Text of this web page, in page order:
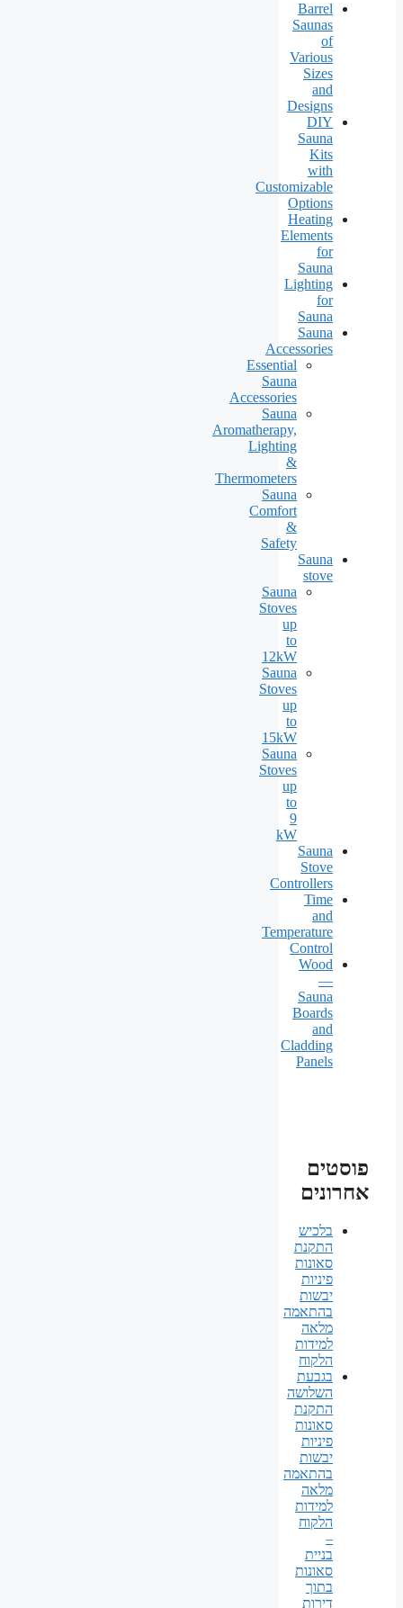
Barrel
Saunas
of
Various
Sizes
and
Designs
DIY
Sauna
Kits
with
Customizable
Options
Heating
Elements
for
Sauna
Lighting
for
Sauna
Sauna
Accessories
Essential
Sauna
Accessories
Sauna
Aromatherapy,
Lighting
&
Thermometers
Sauna
Comfort
&
Safety
Sauna
stove
Sauna
Stoves
up
to
12kW
Sauna
Stoves
up
to
15kW
Sauna
Stoves
up
to
9
kW
Sauna
Stove
Controllers
Time
and
Temperature
Control
Wood
—
Sauna
Boards
and
Cladding
Panels
פוסטים
אחרונים
בלכיש
התקנת
סאונות
פיניות
יבשות
בהתאמה
מלאה
למידות
הלקוח
בגבעת
השלושה
התקנת
סאונות
פיניות
יבשות
בהתאמה
מלאה
למידות
הלקוח
–
בניית
סאונות
בתוך
דירות